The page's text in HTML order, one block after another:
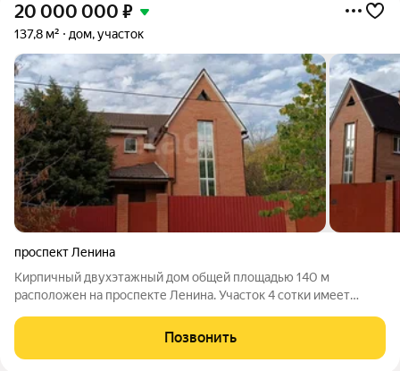
20 000 000 ₽
137,8 м² дом, участок
проспект Ленина
Кирпичный двухэтажный дом общей площадью 140 м
расположен на проспекте Ленина. Участок 4 сотки имеет
размещения коммерческого объекта. Территория ухожена,
озеленена аккуратными посадками и не
Позвонить